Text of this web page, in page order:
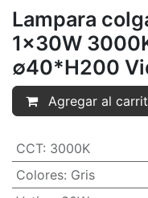
Lampara
1x30W
∅40*H200
Agregar al
CCT: 3000K
Colores: Gris